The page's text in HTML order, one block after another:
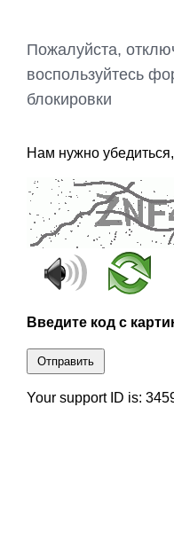
Пожалуйста,
воспользуйтесь
блокировки
Нам нужно
Введите код с
Отправить
Your support ID is: